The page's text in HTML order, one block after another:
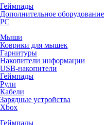
Геймпады
Дополнительное оборудование
PC
Мыши
Коврики для мышек
Гарнитуры
Накопители информации
USB-накопители
Геймпады
Рули
Кабели
Зарядные устройства
Xbox
Геймпады